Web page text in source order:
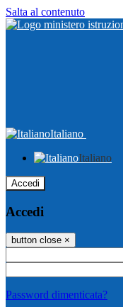
Salta al contenuto
Italiano
Italiano
Accedi
Accedi
button close ×
Password dimenticata?